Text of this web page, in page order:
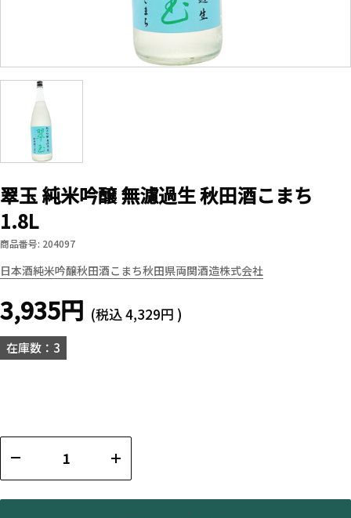
翠玉 純米吟醸 無濾過生 秋田酒こまち
1.8L
商品番号: 204097
日本酒純米吟醸秋田酒こまち秋田県両関酒造株式会社
3,935円 (税込4,329円 )
在庫数：3